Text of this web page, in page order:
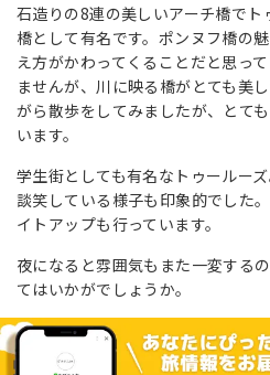
石造りの8連の美しいアーチ橋で
橋として有名です。ポンヌフ橋の
え方がかわってくることだと思っ
ませんが、川に映る橋がとても美
がら散歩をしてみましたが、とて
います。
学生街としても有名なトゥールー
談笑している様子も印象的でした
イトアップも行っています。
夜になると雰囲気もまた一変する
てはいかがでしょうか。